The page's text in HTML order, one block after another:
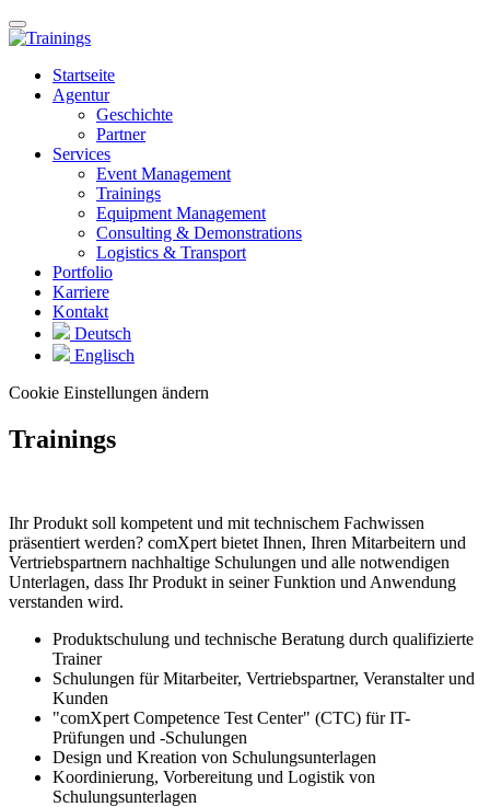
Startseite
Agentur
Geschichte
Partner
Services
Event Management
Trainings
Equipment Management
Consulting & Demonstrations
Logistics & Transport
Portfolio
Karriere
Kontakt
Deutsch
Englisch
Cookie Einstellungen ändern
Trainings
Ihr Produkt soll kompetent und mit technischem Fachwissen
präsentiert werden? comXpert bietet Ihnen, Ihren Mitarbeitern und
Vertriebspartnern nachhaltige Schulungen und alle notwendigen
Unterlagen, dass Ihr Produkt in seiner Funktion und Anwendung
verstanden wird.
Produktschulung und technische Beratung durch qualifizierte
Trainer
Schulungen für Mitarbeiter, Vertriebspartner, Veranstalter und
Kunden
"comXpert Competence Test Center" (CTC) für IT-
Prüfungen und -Schulungen
Design und Kreation von Schulungsunterlagen
Koordinierung, Vorbereitung und Logistik von
Schulungsunterlagen